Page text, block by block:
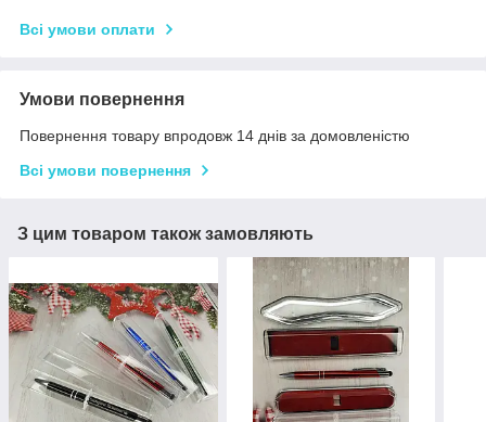
Всі умови оплати
Умови повернення
Повернення товару впродовж 14 днів за домовленістю
Всі умови повернення
З цим товаром також замовляють